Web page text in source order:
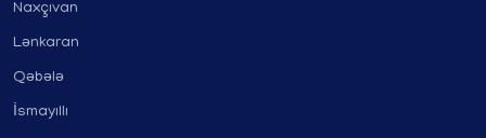
Naxçıvan
Lənkaran
Qəbələ
İsmayıllı